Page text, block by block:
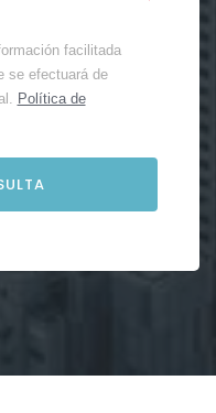
facilitada
se efectuará de
Política de